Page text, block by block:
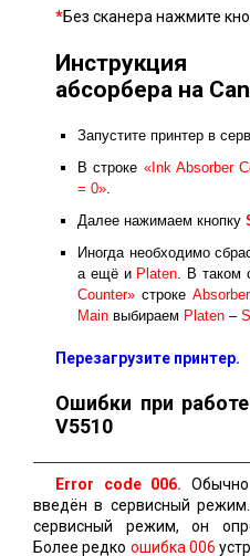
*Без сканера нажмите
абсорбера на
Запустите принтер в
В строке «Ink Absorber
= 0».
Далее нажимаем кнопку
Иногда необходимо
а ещё и Platen. В таком
Counter» строке
Main выбираем Platen –
Перезагрузите принтер.
Ошибки при
V5510
Error code 006.
введён в сервисный
сервисный режим, он
Более редко ошибка 006